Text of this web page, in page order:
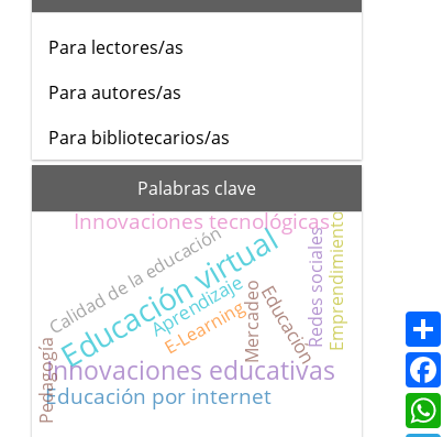
Para lectores/as
Para autores/as
Para bibliotecarios/as
Palabras clave
Educación virtual
Innovaciones educativas
Educación por internet
Innovaciones tecnológicas
AprendizajeEducación
Calidad de la educación
Pedagogía
Redes sociales
Mercadeo Emprendimiento
E-Learning